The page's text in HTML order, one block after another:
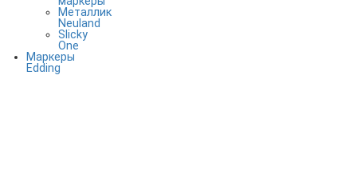
Металлик
Neuland
Slicky
One
Маркеры
Edding